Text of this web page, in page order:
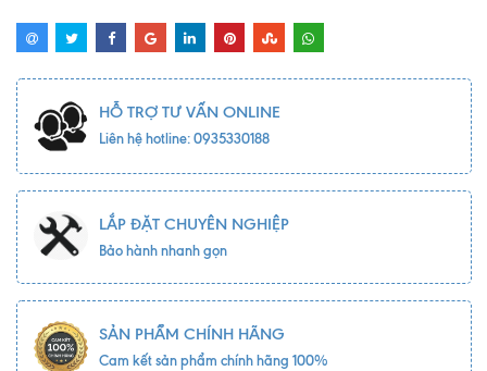
HỖ TRỢ TƯ VẤN ONLINE
Liên hệ hotline: 0935330188
LẮP ĐẶT CHUYÊN NGHIỆP
Bảo hành nhanh gọn
SẢN PHẨM CHÍNH HÃNG
Cam kết sản phẩm chính hãng 100%